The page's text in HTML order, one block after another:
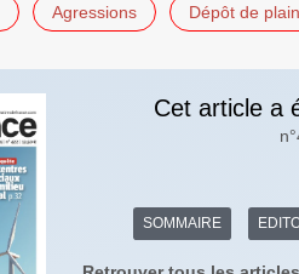
Agressions Dépôt de
Cet article a
SOMMAIRE